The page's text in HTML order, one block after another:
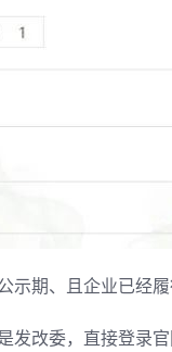
期、且企业已经履
改委，直接登录官